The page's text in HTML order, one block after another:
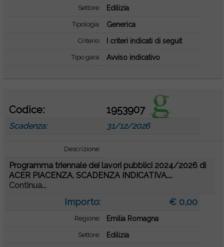
Settore: Edilizia
Tipologia: Generica
Criterio: I criteri indicati di seguit
Tipo gara: Avviso indicativo
Codice: 1953907
Scadenza: 31/12/2026
Descrizione:
Programma triennale dei lavori pubblici 2024/2026 di
ACER PIACENZA. SCADENZA INDICATIVA....
Continua...
Importo: € 0,00
Regione: Emilia Romagna
Settore: Edilizia